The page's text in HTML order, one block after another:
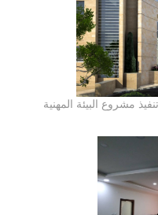
مشروع البيئة المهنية